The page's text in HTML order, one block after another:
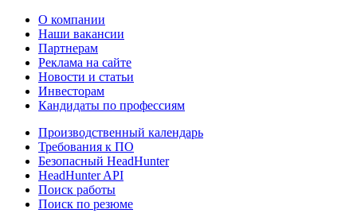
О компании
Наши вакансии
Партнерам
Реклама на сайте
Новости и статьи
Инвесторам
Кандидаты по профессиям
Производственный календарь
Требования к ПО
Безопасный HeadHunter
HeadHunter API
Поиск работы
Поиск по резюме